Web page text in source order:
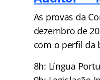
As provas da
dezembro de
com o perfil da
8h: Língua